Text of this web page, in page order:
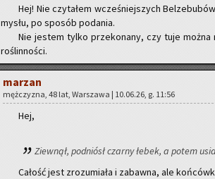
Hej! Nie czy­ta­łem wcze­śniej­szych
my­słu, po spo­sób po­da­nia.
Nie je­stem tylko prze­ko­na­ny, czy tuje
ro­ślin­no­ści.
ma­rzan
męż­czy­zna, 48 lat, War­sza­wa | 10.06.26, g. 11:56
Hej,
Ziew­nął, pod­niósł czar­ny łebek, a potem
Ca­łość jest zro­zu­mia­ła i za­baw­na, ale